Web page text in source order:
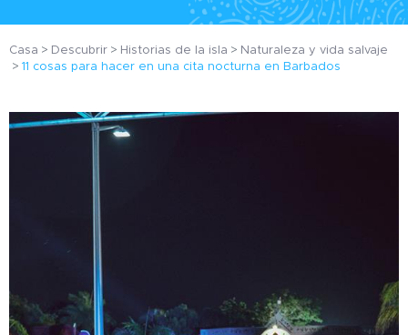
Casa Descubrir Historias de la isla
Naturaleza y vida salvaje
11 cosas para hacer en una cita nocturna en Barbados